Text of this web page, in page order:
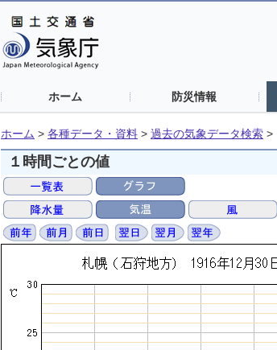
ホーム 防災情報
ホーム > 各種データ・資料 > 過去の気象データ検索 >
１時間ごとの値